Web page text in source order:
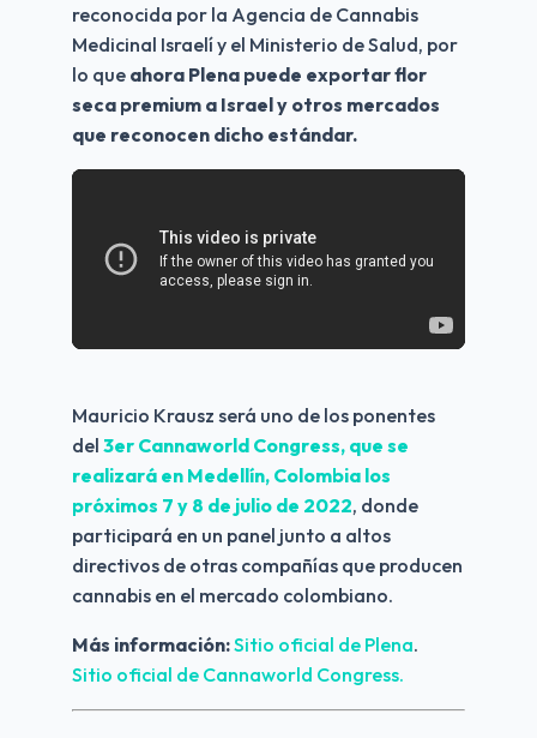
reconocida por la Agencia de Cannabis
Medicinal Israelí y el Ministerio de Salud, por
lo que ahora Plena puede exportar flor
seca premium a Israel y otros mercados
que reconocen dicho estándar.
Mauricio Krausz será uno de los ponentes
del 3er Cannaworld Congress, que se
realizará en Medellín, Colombia los
próximos 7 y 8 de julio de 2022, donde
participará en un panel junto a altos
directivos de otras compañías que producen
cannabis en el mercado colombiano.
Más información:Sitio oficial de Plena.
Sitio oficial de Cannaworld Congress.